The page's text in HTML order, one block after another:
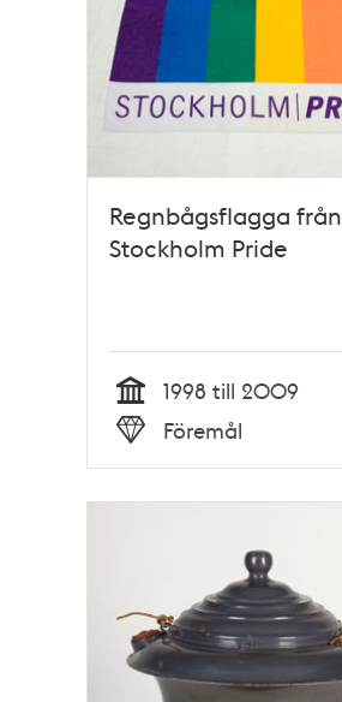
Regnbågsflagga från
Stockholm Pride
Tid
1998 till 2009
Typ
Föremål